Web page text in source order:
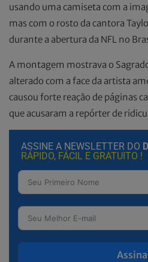
usando uma camiseta com a
mas com o rosto da cantora
durante a abertura da NFL no
A montagem mostrava o
alterado com a face da artista
causou forte reação de páginas
que acusaram a repórter de
ASSINE A NEWSLETTER DO
RÁPIDO, FÁCIL E GRATUITO !